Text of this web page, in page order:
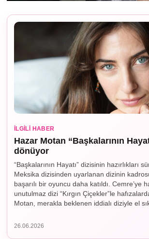
İLGILI HABER
Hazar Motan “Başkalarının
dönüyor
“Başkalarının Hayatı” dizisinin hazırlıkları
Meksika dizisinden uyarlanan dizinin
başarılı bir oyuncu daha katıldı. Cemre’ye
unutulmaz dizi “Kırgın Çiçekler”le
Motan, merakla beklenen iddialı diziyle el
26.06.2026